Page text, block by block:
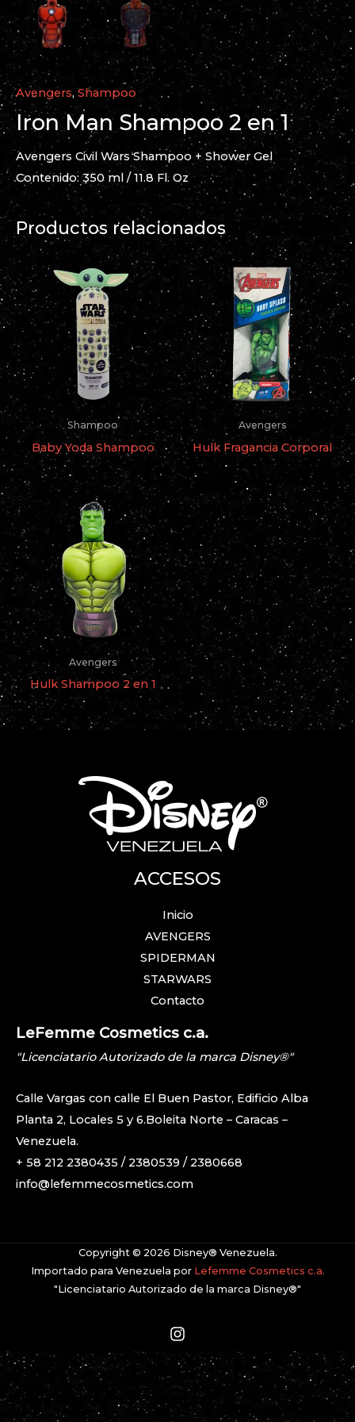
Avengers, Shampoo
Iron Man Shampoo 2 en 1
Avengers Civil Wars Shampoo + Shower Gel
Contenido: 350 ml / 11.8 Fl. Oz
Productos relacionados
Shampoo
Baby Yoda Shampoo
Avengers
Hulk Fragancia Corporal
Avengers
Hulk Shampoo 2 en 1
ACCESOS
Inicio
AVENGERS
SPIDERMAN
STARWARS
Contacto
LeFemme Cosmetics c.a.
"Licenciatario Autorizado de la marca Disney®"
Calle Vargas con calle El Buen Pastor, Edificio Alba
Planta 2, Locales 5 y 6.Boleita Norte – Caracas –
Venezuela.
+ 58 212 2380435 / 2380539 / 2380668
info@lefemmecosmetics.com
Copyright © 2026 Disney® Venezuela.
Importado para Venezuela por Lefemme Cosmetics c.a.
"Licenciatario Autorizado de la marca Disney®"